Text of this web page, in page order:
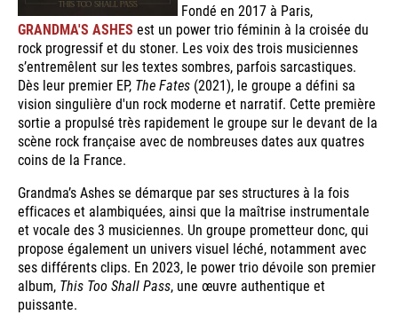
Fondé en 2017 à Paris,
GRANDMA'S ASHES est un power trio féminin à la croisée du
rock progressif et du stoner. Les voix des trois musiciennes
s’entremêlent sur les textes sombres, parfois sarcastiques.
Dès leur premier EP, The Fates (2021), le groupe a défini sa
vision singulière d'un rock moderne et narratif. Cette première
sortie a propulsé très rapidement le groupe sur le devant de la
scène rock française avec de nombreuses dates aux quatres
coins de la France.
Grandma’s Ashes se démarque par ses structures à la fois
efficaces et alambiquées, ainsi que la maîtrise instrumentale
et vocale des 3 musiciennes. Un groupe prometteur donc, qui
propose également un univers visuel léché, notamment avec
ses différents clips. En 2023, le power trio dévoile son premier
album, This Too Shall Pass, une œuvre authentique et
puissante.